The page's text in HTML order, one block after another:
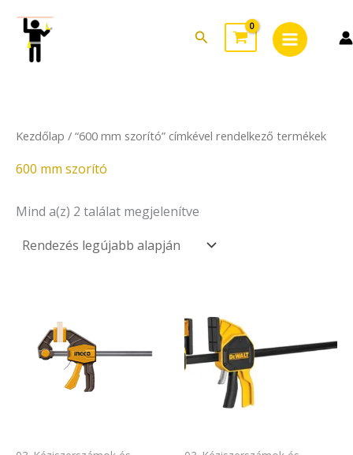
content
Search
Menu
Kezdőlap / “600 mm szorító” címkével rendelkező termékek
600 mm szorító
Mind a(z) 2 találat megjelenítve
latest